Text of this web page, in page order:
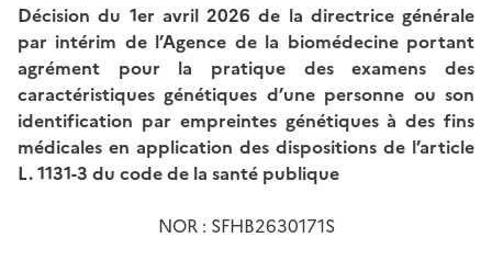
Décision du 1er avril 2026 de la directrice générale
par intérim de l’Agence de la biomédecine portant
agrément pour la pratique des examens des
caractéristiques génétiques d’une personne ou son
identification par empreintes génétiques à des fins
médicales en application des dispositions de l’article
L. 1131-3 du code de la santé publique
NOR : SFHB2630171S